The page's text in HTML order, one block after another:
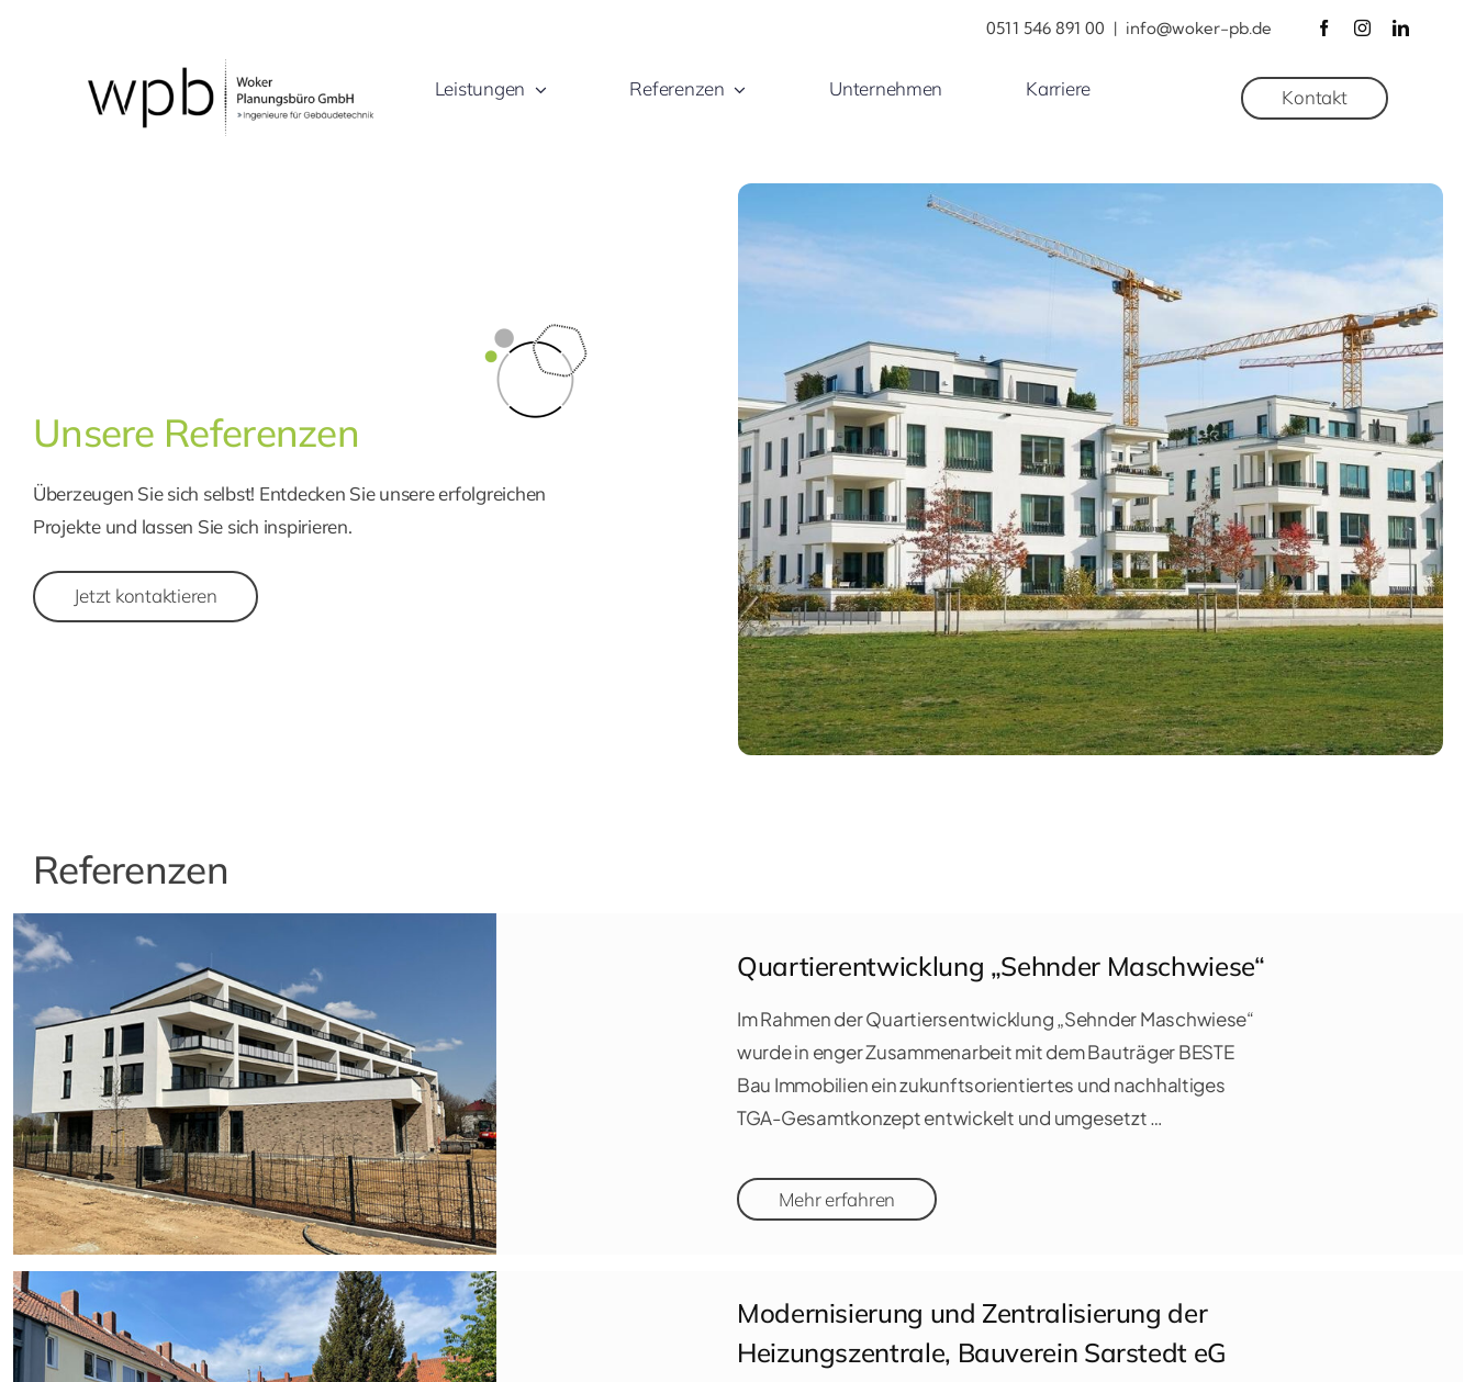
0511 546 891 00 | info@woker-pb.de
Leistungen Referenzen Unternehmen Karriere Kontakt
Unsere Referenzen
Überzeugen Sie sich selbst! Entdecken Sie unsere erfolgreichen
Projekte und lassen Sie sich inspirieren.
Jetzt kontaktieren
Referenzen
Quartierentwicklung „Sehnder Maschwiese“
Im Rahmen der Quartiersentwicklung „Sehnder Maschwiese“
wurde in enger Zusammenarbeit mit dem Bauträger BESTE
Bau Immobilien ein zukunftsorientiertes und nachhaltiges
TGA-Gesamtkonzept entwickelt und umgesetzt …
Mehr erfahren
Modernisierung und Zentralisierung der
Heizungszentrale, Bauverein Sarstedt eG